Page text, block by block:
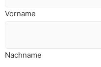
Vorname
Nachname